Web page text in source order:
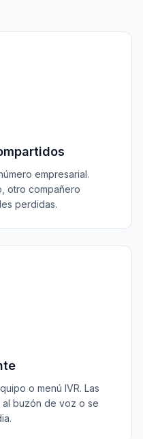
empresarial.
otro compañero
perdidas.
o menú IVR. Las
al buzón de voz o se